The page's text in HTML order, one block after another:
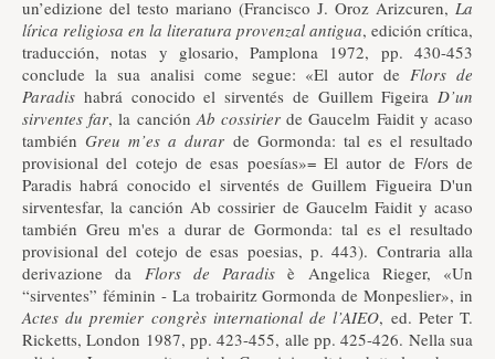
un’edizione del testo mariano (Francisco J. Oroz Arizcuren, La
lírica religiosa en la literatura provenzal antigua, edición crítica,
traducción, notas y glosario, Pamplona 1972, pp. 430-453
conclude la sua analisi come segue: «El autor deFlors de
Paradis habrá conocido el sirventés de Guillem Figeira D’un
sirventes far, la canciónAb cossirier de Gaucelm Faidit y acaso
tambiénGreu m’es a durar de Gormonda: tal es el resultado
provisional del cotejo de esas poesías»= El autor de F/ors de
Paradis habrá conocido el sirventés de Guillem Figueira D'un
sirventesfar, la canción Ab cossirier de Gaucelm Faidit y acaso
también Greu m'es a durar de Gormonda: tal es el resultado
provisional del cotejo de esas poesias, p. 443). Contraria alla
derivazione da Flors de Paradis è Angelica Rieger, «Un
“sirventes” féminin - La trobairitz Gormonda de Monpeslier», in
Actes du premier congrès international de l’AIEO, ed. Peter T.
Ricketts, London 1987, pp. 423-455, alle pp. 425-426. Nella sua